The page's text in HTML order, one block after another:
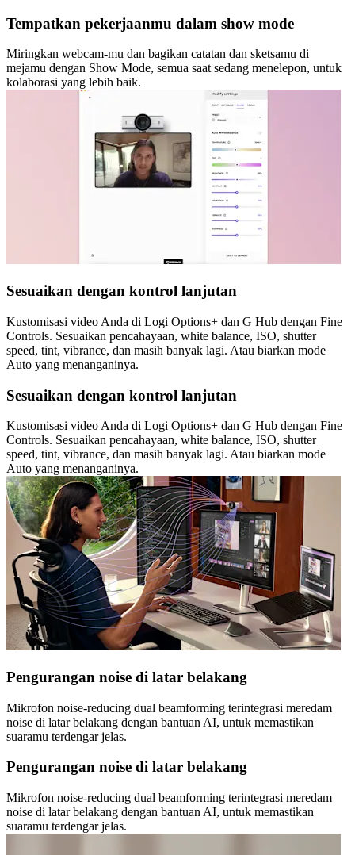
Tempatkan pekerjaanmu dalam show mode
Miringkan webcam-mu dan bagikan catatan dan sketsamu di
mejamu dengan Show Mode, semua saat sedang menelepon, untuk
kolaborasi yang lebih baik.
Sesuaikan dengan kontrol lanjutan
Kustomisasi video Anda di Logi Options+ dan G Hub dengan Fine
Controls. Sesuaikan pencahayaan, white balance, ISO, shutter
speed, tint, vibrance, dan masih banyak lagi. Atau biarkan mode
Auto yang menanganinya.
Sesuaikan dengan kontrol lanjutan
Kustomisasi video Anda di Logi Options+ dan G Hub dengan Fine
Controls. Sesuaikan pencahayaan, white balance, ISO, shutter
speed, tint, vibrance, dan masih banyak lagi. Atau biarkan mode
Auto yang menanganinya.
Pengurangan noise di latar belakang
Mikrofon noise-reducing dual beamforming terintegrasi meredam
noise di latar belakang dengan bantuan AI, untuk memastikan
suaramu terdengar jelas.
Pengurangan noise di latar belakang
Mikrofon noise-reducing dual beamforming terintegrasi meredam
noise di latar belakang dengan bantuan AI, untuk memastikan
suaramu terdengar jelas.